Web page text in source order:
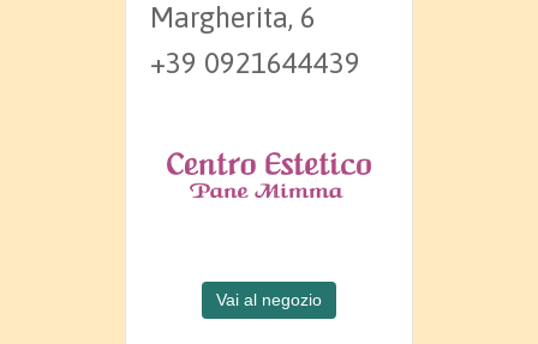
Margherita, 6
+39 0921644439
Vai al negozio